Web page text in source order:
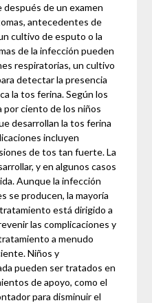
después de un examen
antecedentes de
cultivo de esputo o la
de la infección pueden
respiratorias, un cultivo
detectar la presencia
la tos ferina. Según los
por ciento de los niños
desarrollan la tos ferina
incluyen
de tos tan fuerte. La
y en algunos casos
Aunque la infección
se producen, la mayoría
está dirigido a
las complicaciones y
a menudo
Niños y
pueden ser tratados en
de apoyo, como el
para disminuir el